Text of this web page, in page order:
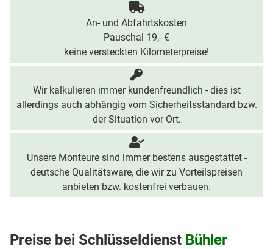
An- und Abfahrtskosten
Pauschal 19,- €
keine versteckten Kilometerpreise!
Wir kalkulieren immer kundenfreundlich - dies ist
allerdings auch abhängig vom Sicherheitsstandard bzw.
der Situation vor Ort.
Unsere Monteure sind immer bestens ausgestattet -
deutsche Qualitätsware, die wir zu Vorteilspreisen
anbieten bzw. kostenfrei verbauen.
Preise bei Schlüsseldienst Bühler